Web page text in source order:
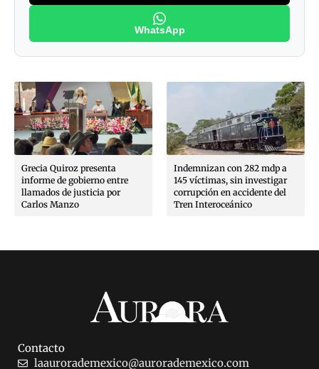
WhatsApp
Grecia Quiroz presenta
informe de gobierno entre
llamados de justicia por
Carlos Manzo
Indemnizan con 282 mdp a
145 víctimas, sin investigar
corrupción en accidente del
Tren Interoceánico
Contacto
laaurorademexico@aurorademexico.com